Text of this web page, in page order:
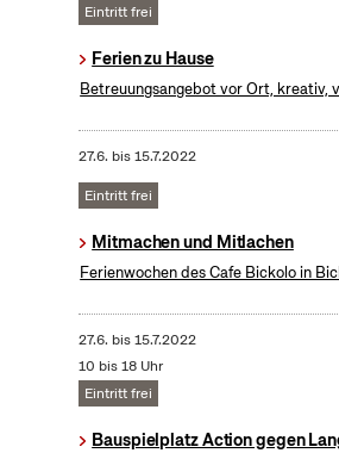
Eintritt frei
Ferien zu Hause
Betreuungsangebot vor Ort, kreativ,
27.6. bis15.7.2022
Eintritt frei
Mitmachen und Mitlachen
Ferienwochen des Cafe Bickolo in
27.6. bis15.7.2022
10 bis 18 Uhr
Eintritt frei
Bauspielplatz Action gegen